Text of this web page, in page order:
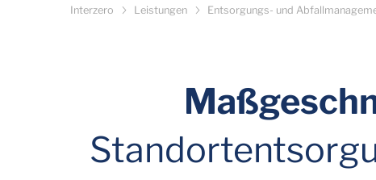
Interzero Leistungen Entsorgungs- und